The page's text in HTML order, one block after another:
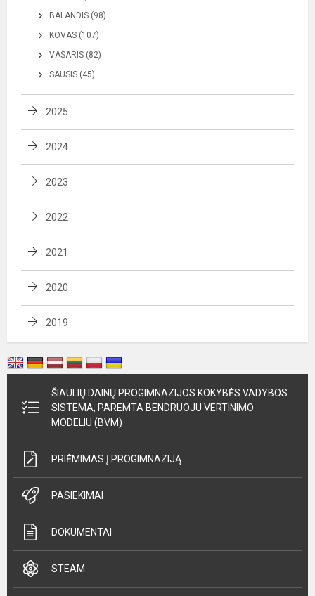
BALANDIS (98)
KOVAS (107)
VASARIS (82)
SAUSIS (45)
2025
2024
2023
2022
2021
2020
2019
ŠIAULIŲ DAINŲ PROGIMNAZIJOS KOKYBĖS VADYBOS
SISTEMA, PAREMTA BENDRUOJU VERTINIMO
MODELIU (BVM)
PRIĖMIMAS Į PROGIMNAZIJĄ
PASIEKIMAI
DOKUMENTAI
STEAM